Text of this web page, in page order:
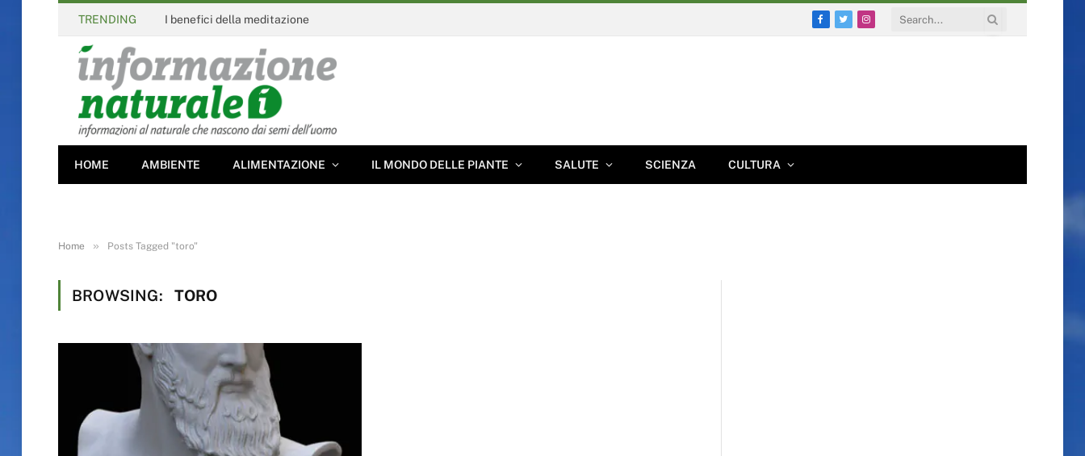
TRENDING I benefici della meditazione
Facebook
TwitterInstagram
HOME AMBIENTE ALIMENTAZIONE IL MONDO DELLE PIANTE SALUTE SCIENZA CULTURA
Home » Posts Tagged "toro"
BROWSING: TORO